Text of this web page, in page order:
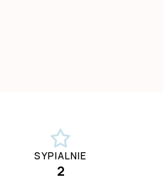
SYPIALNIE
2